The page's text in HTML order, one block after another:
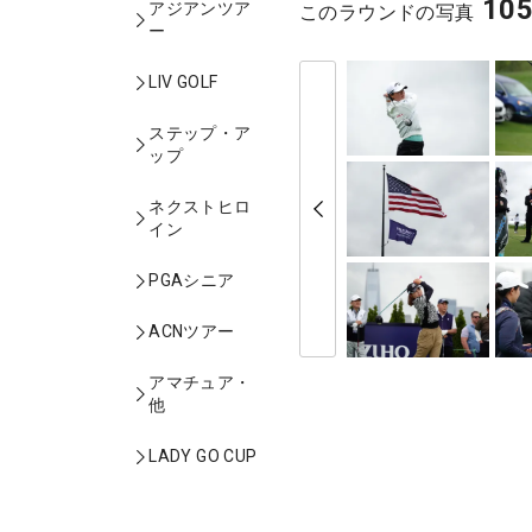
アジアンツア
ー
LIV GOLF
ステップ・ア
ップ
ネクストヒロ
イン
PGAシニア
ACNツアー
アマチュア・
他
LADY GO CUP
このラウンドの写真